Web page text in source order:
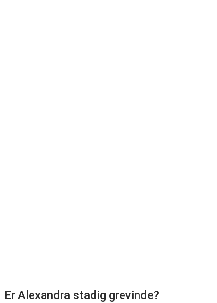
Er Alexandra stadig grevinde?